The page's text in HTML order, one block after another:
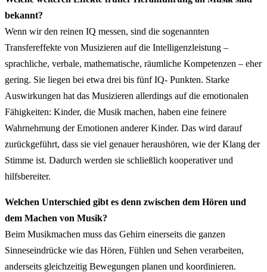
bekannt?
Wenn wir den reinen IQ messen, sind die sogenannten
Transfereffekte von Musizieren auf die Intelligenzleistung –
sprachliche, verbale, mathematische, räumliche Kompetenzen – eher
gering. Sie liegen bei etwa drei bis fünf IQ- Punkten. Starke
Auswirkungen hat das Musizieren allerdings auf die emotionalen
Fähigkeiten: Kinder, die Musik machen, haben eine feinere
Wahrnehmung der Emotionen anderer Kinder. Das wird darauf
zurückgeführt, dass sie viel genauer heraushören, wie der Klang der
Stimme ist. Dadurch werden sie schließlich kooperativer und
hilfsbereiter.
Welchen Unterschied gibt es denn zwischen dem Hören und
dem Machen von Musik?
Beim Musikmachen muss das Gehirn einerseits die ganzen
Sinneseindrücke wie das Hören, Fühlen und Sehen verarbeiten,
anderseits gleichzeitig Bewegungen planen und koordinieren.